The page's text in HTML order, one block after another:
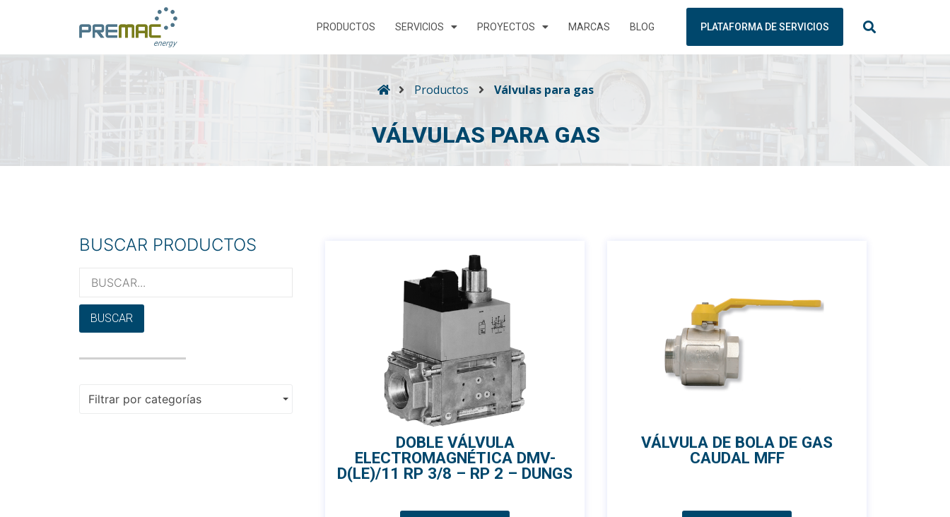
PRODUCTOS SERVICIOS PROYECTOS MARCAS BLOG PLATAFORMA DE SERVICIOS
Productos Válvulas para gas
VÁLVULAS PARA GAS
BUSCAR PRODUCTOS
BUSCAR
Filtrar por categorías
DOBLE VÁLVULA
ELECTROMAGNÉTICA DMV-
D(LE)/11 RP 3/8 – RP 2 – DUNGS
VÁLVULA DE BOLA DE GAS
CAUDAL MFF